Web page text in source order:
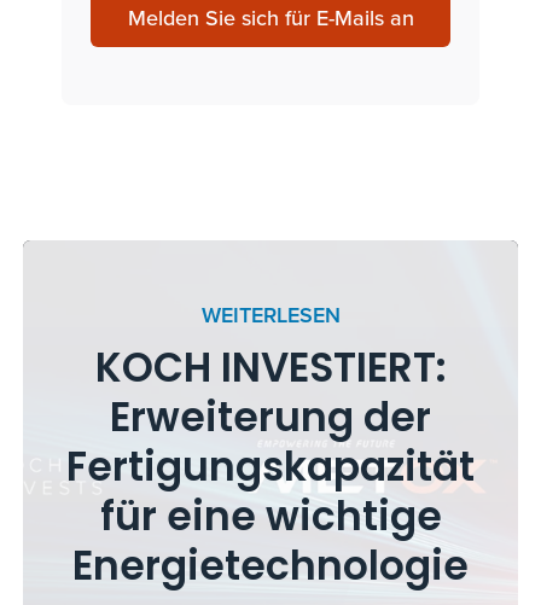
Melden Sie sich für E-Mails an
WEITERLESEN
KOCH INVESTIERT:
Erweiterung der
Fertigungskapazität
für eine wichtige
Energietechnologie